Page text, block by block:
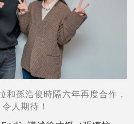
和孫浩俊時隔六年再度合作，
令人期待！